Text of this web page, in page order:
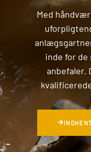
Med
inde for
anbefaler.